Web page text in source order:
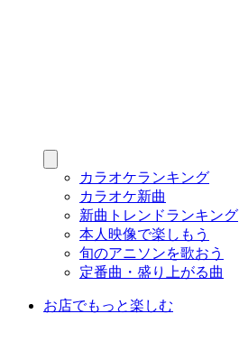
カラオケランキング
カラオケ新曲
新曲トレンドランキング
本人映像で楽しもう
旬のアニソンを歌おう
定番曲・盛り上がる曲
お店でもっと楽しむ